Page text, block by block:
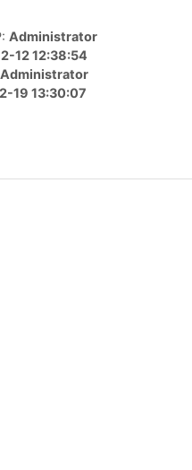
Administrator
12 12:38:54
Administrator
19 13:30:07